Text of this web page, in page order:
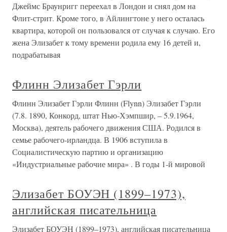
Джеймс Браунригг переехал в Лондон и снял дом на
Флит-стрит. Кроме того, в Айлингтоне у него осталась
квартира, которой он пользовался от случая к случаю. Его
жена Элизабет к тому времени родила ему 16 детей и,
подрабатывая
Флинн Элизабет Гэрли
Флинн Элизабет Гэрли Флинн (Flynn) Элизабет Гэрли
(7.8. 1890, Конкорд, штат Нью-Хэмпшир, – 5.9.1964,
Москва), деятель рабочего движения США. Родился в
семье рабочего-ирландца. В 1906 вступила в
Социалистическую партию и организацию
«Индустриальные рабочие мира» . В годы 1-й мировой
Элизабет БОУЭН (1899–1973),
английская писательница
Элизабет БОУЭН (1899–1973), английская писательница